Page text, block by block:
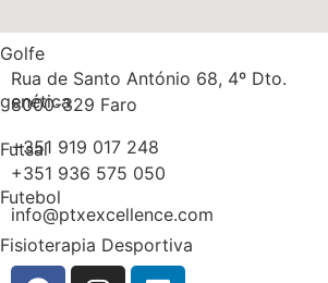
Golfe
genética
Futsal
Futebol
Fisioterapia Desportiva
Rua de Santo António 68, 4º Dto.
8000-329 Faro
+351 919 017 248
+351 936 575 050
info@ptxexcellence.com